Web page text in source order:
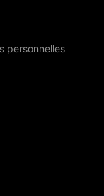
personnelles